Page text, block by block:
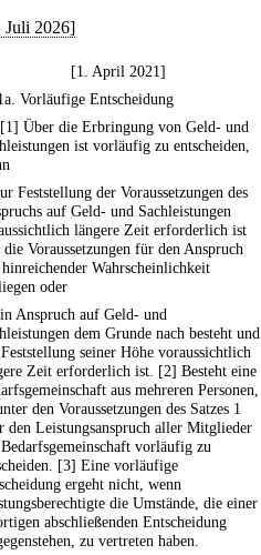
Juli 2026]
[1. April 2021]
Vorläufige Entscheidung
Über die Erbringung von Geld- und
ist vorläufig zu entscheiden,
Feststellung der Voraussetzungen des
auf Geld- und Sachleistungen
längere Zeit erforderlich ist
die Voraussetzungen für den Anspruch
Wahrscheinlichkeit
oder
Anspruch auf Geld- und
dem Grunde nach besteht und
seiner Höhe voraussichtlich
Zeit erforderlich ist. [2] Besteht eine
aus mehreren Personen,
den Voraussetzungen des Satzes 1
den Leistungsanspruch aller Mitglieder
vorläufig zu
[3] Eine vorläufige
ergeht nicht, wenn
die Umstände, die einer
abschließenden Entscheidung
zu vertreten haben.